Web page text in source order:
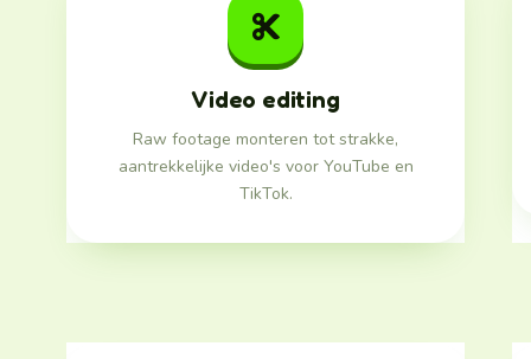
Video editing
Raw footage monteren tot strakke,
aantrekkelijke video's voor YouTube en
TikTok.